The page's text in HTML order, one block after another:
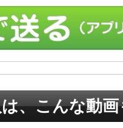
、こんな動